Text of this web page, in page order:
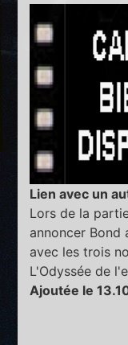
Lien avec un
Lors de la
annoncer Bond
avec les trois
L'Odyssée de
Ajoutée le